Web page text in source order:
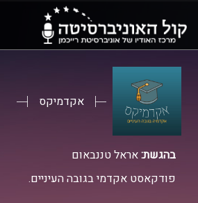
אקדמיקס
בהגשת:אראל טננבאום
פודקאסט אקדמי בגובה העיניים.